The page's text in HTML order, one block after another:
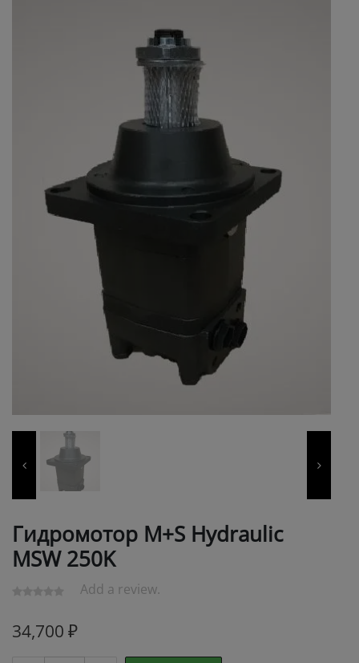
Гидромотор M+S Hydraulic
MSW 250K
Add a review.
34,700 ₽